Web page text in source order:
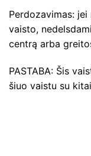
Perdozavimas:
vaisto,
centrą arba
PASTABA: Šis
šiuo vaistu su